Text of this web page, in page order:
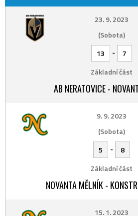
23. 9. 2023
(Sobota)
13
-
7
Základní část
AB NERATOVICE -
9. 9. 2023
(Sobota)
5
-
8
Základní část
NOVANTA MĚLNÍK -
15. 1. 2023